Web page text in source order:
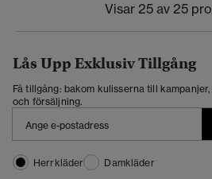
Visar 25 av 25
Lås Upp Exklusiv Tillgång
Få tillgång: bakom kulisserna till
och försäljning.
Herrkläder
Damkläder